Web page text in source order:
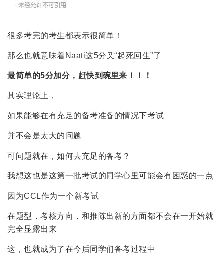
很多考完的考生都表示很简单！
那么也就意味着Naati这5分又“起死回生”了
最简单的5分加分，赶快到碗里来！！！
其实理论上，
如果能够在有充足的备考准备的情况下考试
并不会是太大的问题
可问题就在，如何去充足的备考？
我想这也是这第一批考试的同学心里可能会有困惑的一点
因为CCL作为一个新考试
在题型，考核方向，和推陈出新的方面都不会在一开始就
完全显露出来
这，也就成为了在今后同学们备考过程中